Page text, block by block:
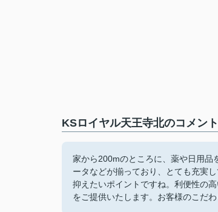
KSロイヤル天王寺北のコメン
家から200mのところに、薬や日用品
ータなどが揃っており、とても充実
抑えたいポイントですね。利便性の
をご提供いたします。お客様のこだ